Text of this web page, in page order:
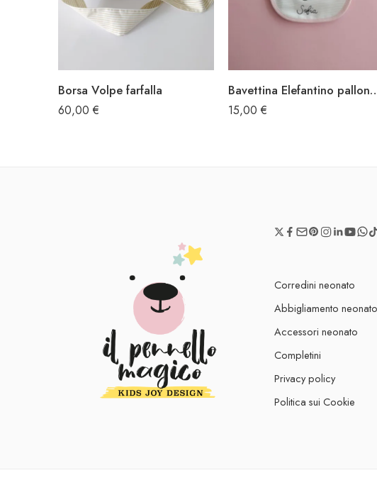
Borsa Volpe farfalla
60,00 €
Bavettina
15,00 €
Corredini neonato
Abbigliamento neonato
Accessori neonato
Completini
Privacy policy
Politica sui Cookie